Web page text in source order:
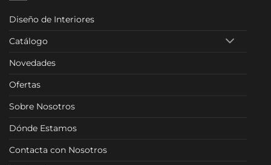
Diseño de Interiores
Catálogo
Novedades
Ofertas
Sobre Nosotros
Dónde Estamos
Contacta con Nosotros